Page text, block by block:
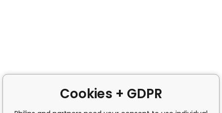
Cookies + GDPR